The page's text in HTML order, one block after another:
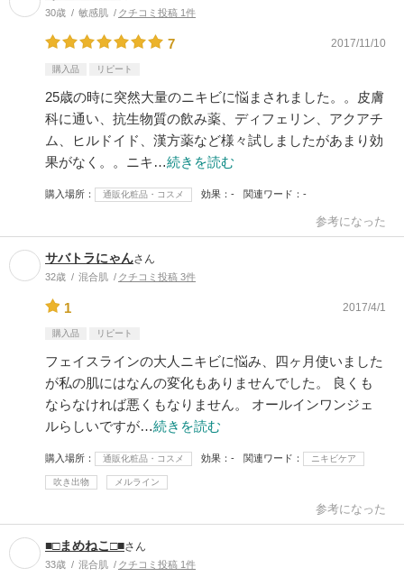
30歳 敏感肌 クチコミ投稿 1件
7 2017/11/10
購入品 リピート
25歳の時に突然大量のニキビに悩まされました。。皮膚
科に通い、抗生物質の飲み薬、ディフェリン、アクアチ
ム、ヒルドイド、漢方薬など様々試しましたがあまり効
果がなく。。ニキ…続きを読む
購入場所 通販化粧品・コスメ 効果 - 関連ワード -
参考になった
サバトラにゃんさん
32歳 混合肌 クチコミ投稿 3件
1 2017/4/1
購入品 リピート
フェイスラインの大人ニキビに悩み、四ヶ月使いました
が私の肌にはなんの変化もありませんでした。 良くも
ならなければ悪くもなりません。 オールインワンジェ
ルらしいですが…続きを読む
購入場所 通販化粧品・コスメ 効果 - 関連ワード ニキビケア
吹き出物 メルライン
参考になった
■□まめねこ□■さん
33歳 混合肌 クチコミ投稿 1件